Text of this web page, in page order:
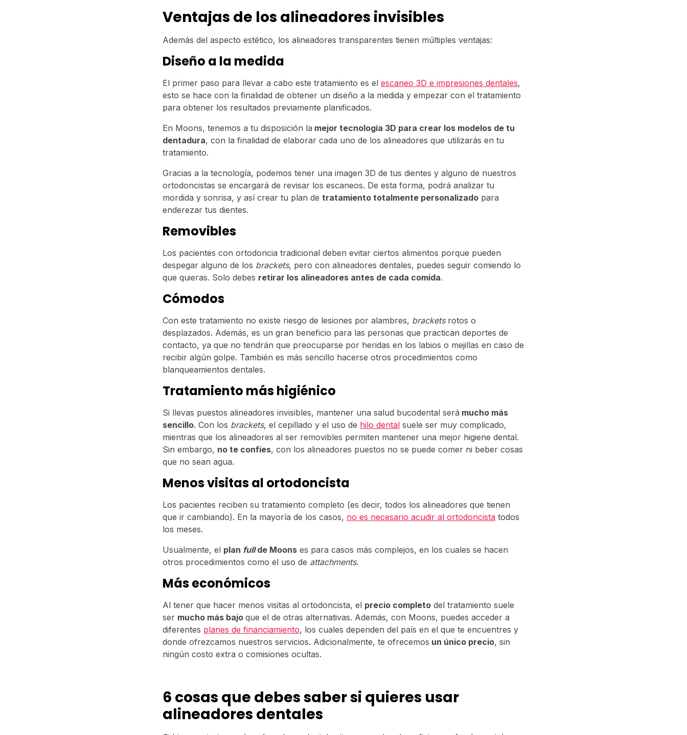
Ventajas de los alineadores invisibles
Además del aspecto estético, los alineadores transparentes tienen múltiples ventajas:
Diseño a la medida
El primer paso para llevar a cabo este tratamiento es elescaneo 3D e impresiones dentales,
esto se hace con la finalidad de obtener un diseño a la medida y empezar con el tratamiento
para obtener los resultados previamente planificados.
En Moons, tenemos a tu disposición la mejor tecnología 3D para crear los modelos de tu
dentadura, con la finalidad de elaborar cada uno de los alineadores que utilizarás en tu
tratamiento.
Gracias a la tecnología, podemos tener una imagen 3D de tus dientes y alguno de nuestros
ortodoncistas se encargará de revisar los escaneos. De esta forma, podrá analizar tu
mordida y sonrisa, y así crear tu plan detratamiento totalmente personalizado para
enderezar tus dientes.
Removibles
Los pacientes con ortodoncia tradicional deben evitar ciertos alimentos porque pueden
despegar alguno de los brackets, pero con alineadores dentales, puedes seguir comiendo lo
que quieras. Solo debes retirar los alineadores antes de cada comida.
Cómodos
Con este tratamiento no existe riesgo de lesiones por alambres, brackets rotos o
desplazados. Además, es un gran beneficio para las personas que practican deportes de
contacto, ya que no tendrán que preocuparse por heridas en los labios o mejillas en caso de
recibir algún golpe. También es más sencillo hacerse otros procedimientos como
blanqueamientos dentales.
Tratamiento más higiénico
Si llevas puestos alineadores invisibles, mantener una salud bucodental será mucho más
sencillo. Con los brackets, el cepillado y el uso de hilo dental suele ser muy complicado,
mientras que los alineadores al ser removibles permiten mantener una mejor higiene dental.
Sin embargo, no te confíes, con los alineadores puestos no se puede comer ni beber cosas
que no sean agua.
Menos visitas al ortodoncista
Los pacientes reciben su tratamiento completo (es decir, todos los alineadores que tienen
que ir cambiando). En la mayoría de los casos, no es necesario acudir al ortodoncista todos
los meses.
Usualmente, el plan fullde Moons es para casos más complejos, en los cuales se hacen
otros procedimientos como el uso de attachments.
Más económicos
Al tener que hacer menos visitas al ortodoncista, el precio completo del tratamiento suele
ser mucho más bajoque el de otras alternativas. Además, con Moons, puedes acceder a
diferentes planes de financiamiento, los cuales dependen del país en el que te encuentres y
donde ofrezcamos nuestros servicios. Adicionalmente, te ofrecemos un único precio, sin
ningún costo extra o comisiones ocultas.
6 cosas que debes saber si quieres usar
alineadores dentales